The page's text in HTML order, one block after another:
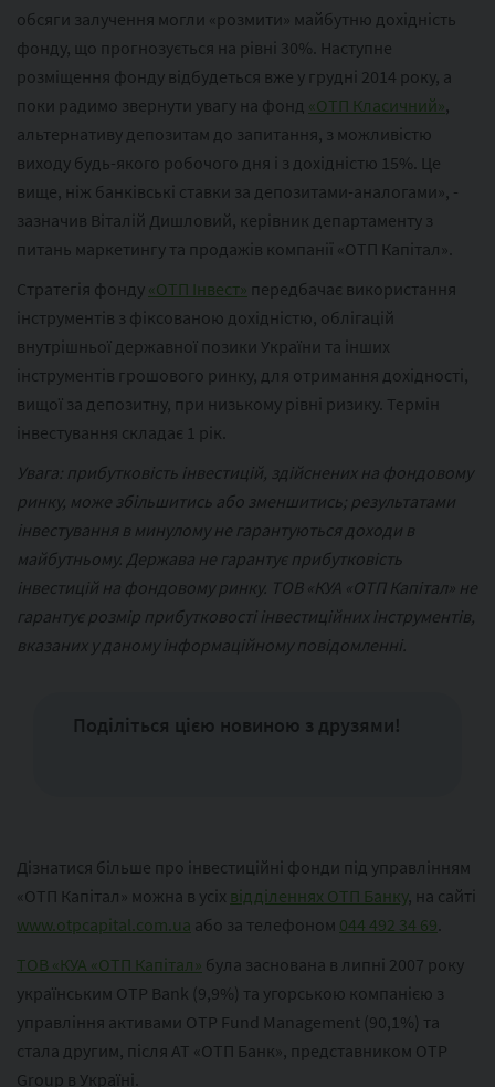
обсяги залучення могли «розмити» майбутню дохідність
фонду, що прогнозується на рівні 30%. Наступне
розміщення фонду відбудеться вже у грудні 2014 року, а
поки радимо звернути увагу на фонд «ОТП Класичний»,
альтернативу депозитам до запитання, з можливістю
виходу будь-якого робочого дня і з дохідністю 15%. Це
вище, ніж банківські ставки за депозитами-аналогами», -
зазначив Віталій Дишловий, керівник департаменту з
питань маркетингу та продажів компанії «ОТП Капітал».
Стратегія фонду «ОТП Інвест» передбачає використання
інструментів з фіксованою дохідністю, облігацій
внутрішньої державної позики України та інших
інструментів грошового ринку, для отримання дохідності,
вищої за депозитну, при низькому рівні ризику. Термін
інвестування складає 1 рік.
Увага: прибутковість інвестицій, здійснених на фондовому
ринку, може збільшитись або зменшитись; результатами
інвестування в минулому не гарантуються доходи в
майбутньому. Держава не гарантує прибутковість
інвестицій на фондовому ринку. ТОВ «КУА «ОТП Капітал» не
гарантує розмір прибутковості інвестиційних інструментів,
вказаних у даному інформаційному повідомленні.
Поділіться цією новиною з друзями!
Дізнатися більше про інвестиційні фонди під управлінням
«ОТП Капітал» можна в усіх відділеннях ОТП Банку, на сайті
www.otpcapital.com.ua або за телефоном 044 492 34 69
ТОВ «КУА «ОТП Капітал» була заснована в липні 2007 року
українським OTP Bank (9,9%) та угорською компанією з
управління активами OTP Fund Management (90,1%) та
стала другим, після АТ «ОТП Банк», представником OTP
Group в Україні.